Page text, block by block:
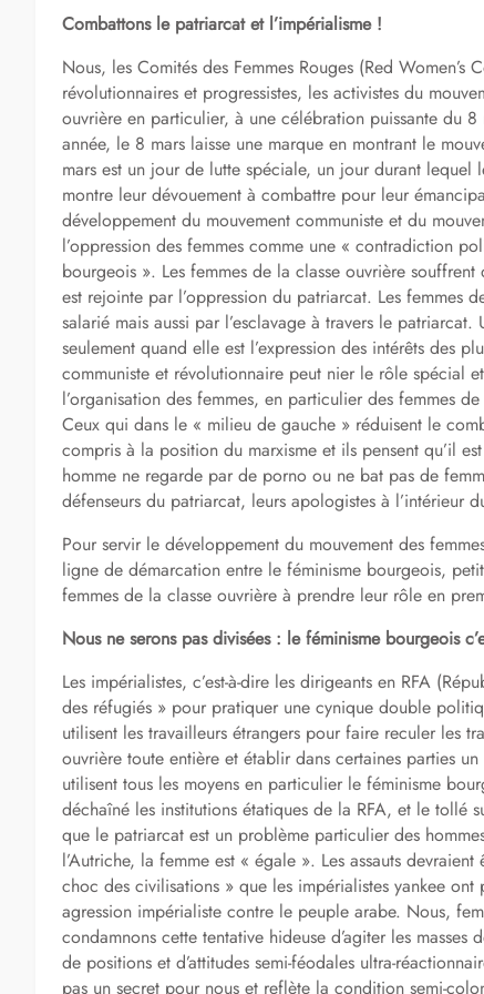
Combattons le patriarcat et l’impérialisme !
Nous, les Comités des Femmes Rouges (Red
révolutionnaires et progressistes, les activistes du
ouvrière en particulier, à une célébration puissante du
année, le 8 mars laisse une marque en montrant le
mars est un jour de lutte spéciale, un jour durant
montre leur dévouement à combattre pour leur
développement du mouvement communiste et du
l’oppression des femmes comme une « contradiction
bourgeois ». Les femmes de la classe ouvrière
est rejointe par l’oppression du patriarcat. Les femmes
salarié mais aussi par l’esclavage à travers le
seulement quand elle est l’expression des intérêts des
communiste et révolutionnaire peut nier le rôle
l’organisation des femmes, en particulier des femmes
Ceux qui dans le « milieu de gauche » réduisent le
compris à la position du marxisme et ils pensent qu’il
homme ne regarde par de porno ou ne bat pas de
défenseurs du patriarcat, leurs apologistes à l’intérieur
Pour servir le développement du mouvement des
ligne de démarcation entre le féminisme bourgeois,
femmes de la classe ouvrière à prendre leur rôle en
Nous ne serons pas divisées : le féminisme bourgeois
Les impérialistes, c’est-à-dire les dirigeants en RFA
des réfugiés » pour pratiquer une cynique double
utilisent les travailleurs étrangers pour faire reculer les
ouvrière toute entière et établir dans certaines parties
utilisent tous les moyens en particulier le féminisme
déchaîné les institutions étatiques de la RFA, et le tollé
que le patriarcat est un problème particulier des
l’Autriche, la femme est « égale ». Les assauts
choc des civilisations » que les impérialistes yankee
agression impérialiste contre le peuple arabe. Nous,
condamnons cette tentative hideuse d’agiter les masses
de positions et d’attitudes semi-féodales ultra-
pas un secret pour nous et reflète la condition semi-